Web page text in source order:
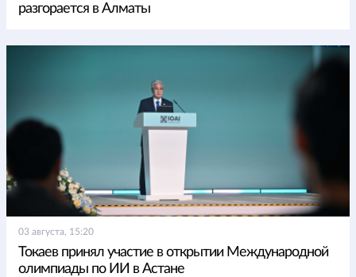
разгорается в Алматы
03 августа, 15:20
Токаев принял участие в открытии Международной
олимпиады по ИИ в Астане